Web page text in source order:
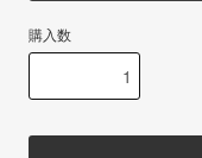
購入数